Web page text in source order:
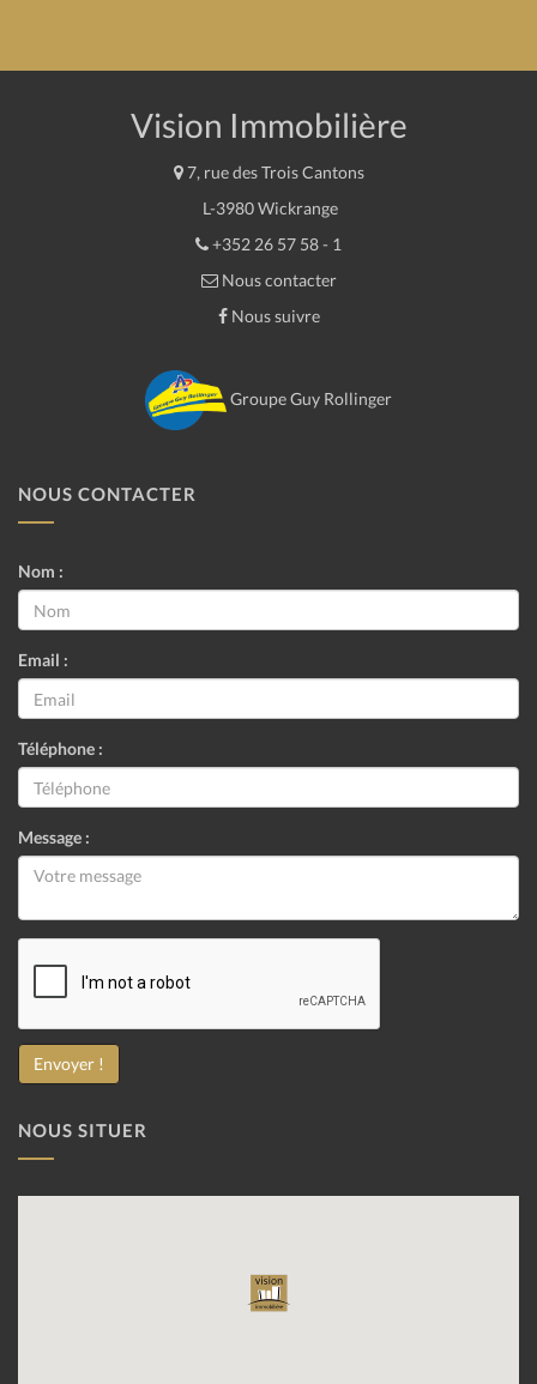
Vision Immobilière
7, rue des Trois Cantons
L-3980 Wickrange
+352 26 57 58 - 1
Nous contacter
Nous suivre
Groupe Guy Rollinger
NOUS CONTACTER
Nom :
Email :
Téléphone :
Message :
NOUS SITUER